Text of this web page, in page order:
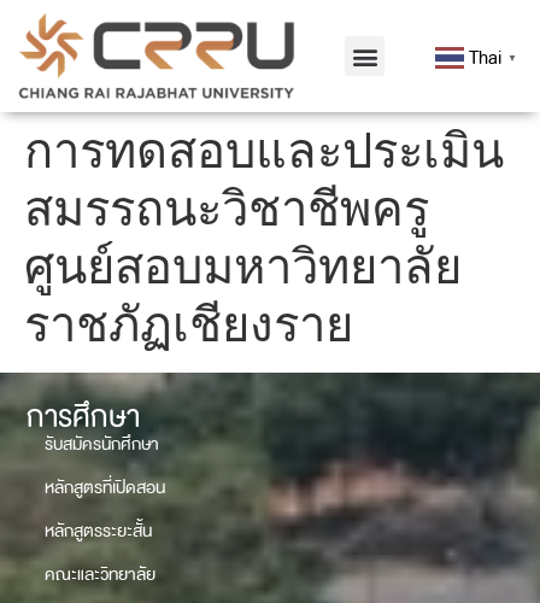
Thai ▼
การทดสอบและประเมิน
สมรรถนะวิชาชีพครู
ศูนย์สอบมหาวิทยาลัย
ราชภัฏเชียงราย
การศึกษา
รับสมัครนักศึกษา
หลักสูตรที่เปิดสอน
หลักสูตรระยะสั้น
คณะและวิทยาลัย